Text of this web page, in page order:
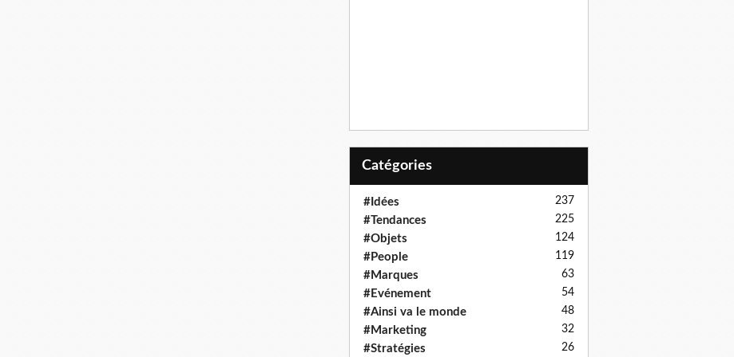
Catégories
#Idées 237
#Tendances 225
#Objets 124
#People 119
#Marques 63
#Evénement 54
#Ainsi va le monde 48
#Marketing 32
#Stratégies 26